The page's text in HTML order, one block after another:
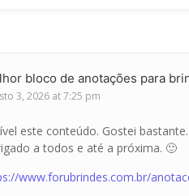
bloco de anotações para
3, 2026 at 7:25 pm
este conteúdo. Gostei
a todos e até a próxima. 🙂
www.forubrindes.com.br/